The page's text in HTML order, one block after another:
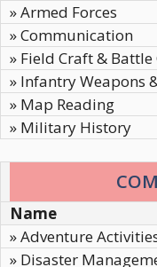
» Armed Forces
» Communication
» Field Craft & Battle
» Infantry Weapons
» Map Reading
» Military History
Name
» Adventure
» Disaster